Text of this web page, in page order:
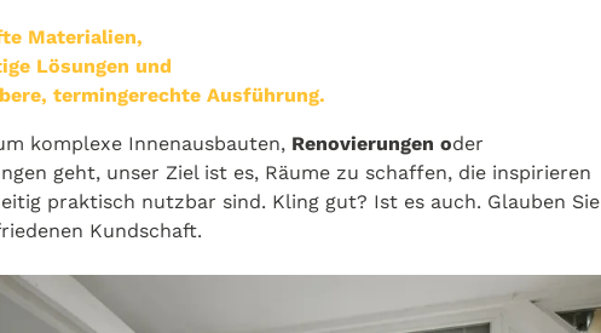
Materialien,
Lösungen und
termingerechte Ausführung.
komplexe Innenausbauten, Renovierungen oder
geht, unser Ziel ist es, Räume zu schaffen, die inspirieren
praktisch nutzbar sind. Kling gut? Ist es auch. Glauben Sie
Kundschaft.